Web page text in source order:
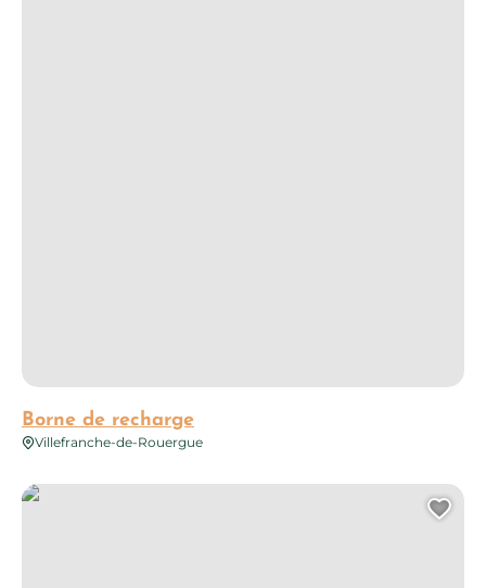
Borne de recharge
Villefranche-de-Rouergue
Borne de recharge